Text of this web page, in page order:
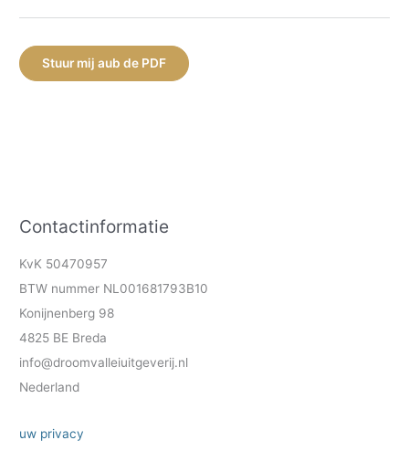
Stuur mij aub de PDF
Contactinformatie
KvK 50470957
BTW nummer NL001681793B10
Konijnenberg 98
4825 BE Breda
info@droomvalleiuitgeverij.nl
Nederland
uw privacy